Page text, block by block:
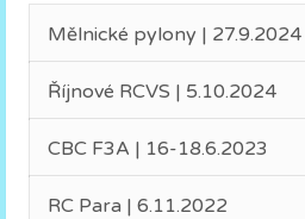
Mělnické pylony | 27.9.2024
Říjnové RCVS | 5.10.2024
CBC F3A | 16-18.6.2023
RC Para | 6.11.2022